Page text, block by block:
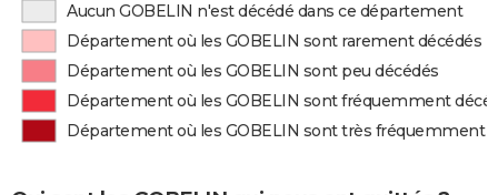
Aucun GOBELIN n'est décédé dans ce département
Département où les GOBELIN sont rarement décédés
Département où les GOBELIN sont peu décédés
Département où les GOBELIN sont fréquemment
Département où les GOBELIN sont très fréquemment